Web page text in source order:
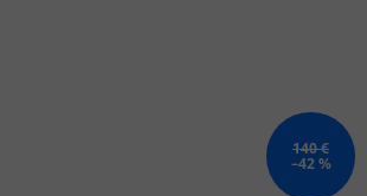
140 €
–42 %